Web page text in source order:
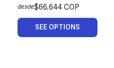
desde$66.644 COP
SEE OPTIONS